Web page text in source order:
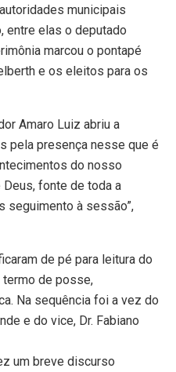
municipais
entre elas o deputado
marcou o pontapé
e os eleitos para os
Amaro Luiz abriu a
pela presença nesse que é
do nosso
fonte de toda a
seguimento à sessão”,
de pé para leitura do
de posse,
Na sequência foi a vez do
e do vice, Dr. Fabiano
um breve discurso